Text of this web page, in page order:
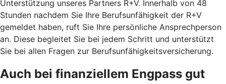
Unterstützung unseres Partners R+V. Innerhalb von 48
Stunden nachdem Sie Ihre Berufsunfähigkeit der R+V
gemeldet haben, ruft Sie Ihre persönliche Ansprechperson
an. Diese begleitet Sie bei jedem Schritt und unterstützt
Sie bei allen Fragen zur Berufsunfähigkeitsversicherung.
Auch bei finanziellem Engpass gut